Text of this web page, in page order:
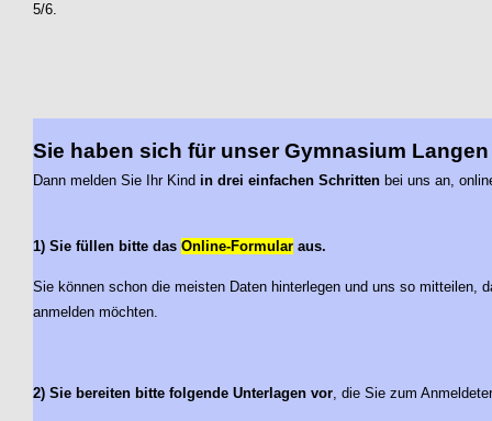
5/6.
Sie haben sich für unser Gymnasium
Dann melden Sie Ihr Kind in drei einfachen Schritten bei uns an,
1) Sie füllen bitte das Online-Formular aus.
Sie können schon die meisten Daten hinterlegen und uns so mitteilen,
anmelden möchten.
2) Sie bereiten bitte folgende Unterlagen vor, die Sie zum